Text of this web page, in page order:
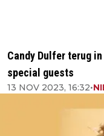
Candy Dulfer terug
special guests
13 NOV 2023, 16:32•